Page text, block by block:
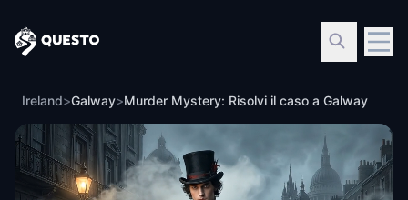
Questo
Ireland>Galway>Murder Mystery: Risolvi il caso a Galway